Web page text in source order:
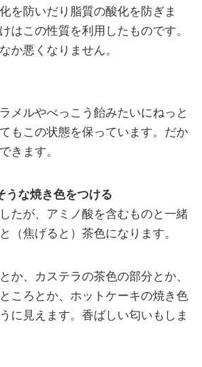
を防いだり脂質の酸化を防ぎま
はこの性質を利用したものです。
か悪くなりません。
メルやべっこう飴みたいにねっと
もこの状態を保っています。だか
きます。
うな焼き色をつける
たが、アミノ酸を含むものと一緒
（焦げると）茶色になります。
か、カステラの茶色の部分とか、
ころとか、ホットケーキの焼き色
に見えます。香ばしい匂いもしま